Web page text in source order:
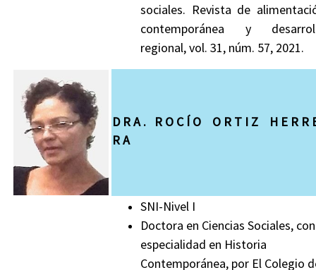
sociales. Revista de
contemporánea y
regional, vol. 31, núm. 57, 2021.
D R A . R O C Í O O R T I Z H E R R
R A
SNI-Nivel I
Doctora en Ciencias Sociales, con
especialidad en Historia
Contemporánea, por El Colegio